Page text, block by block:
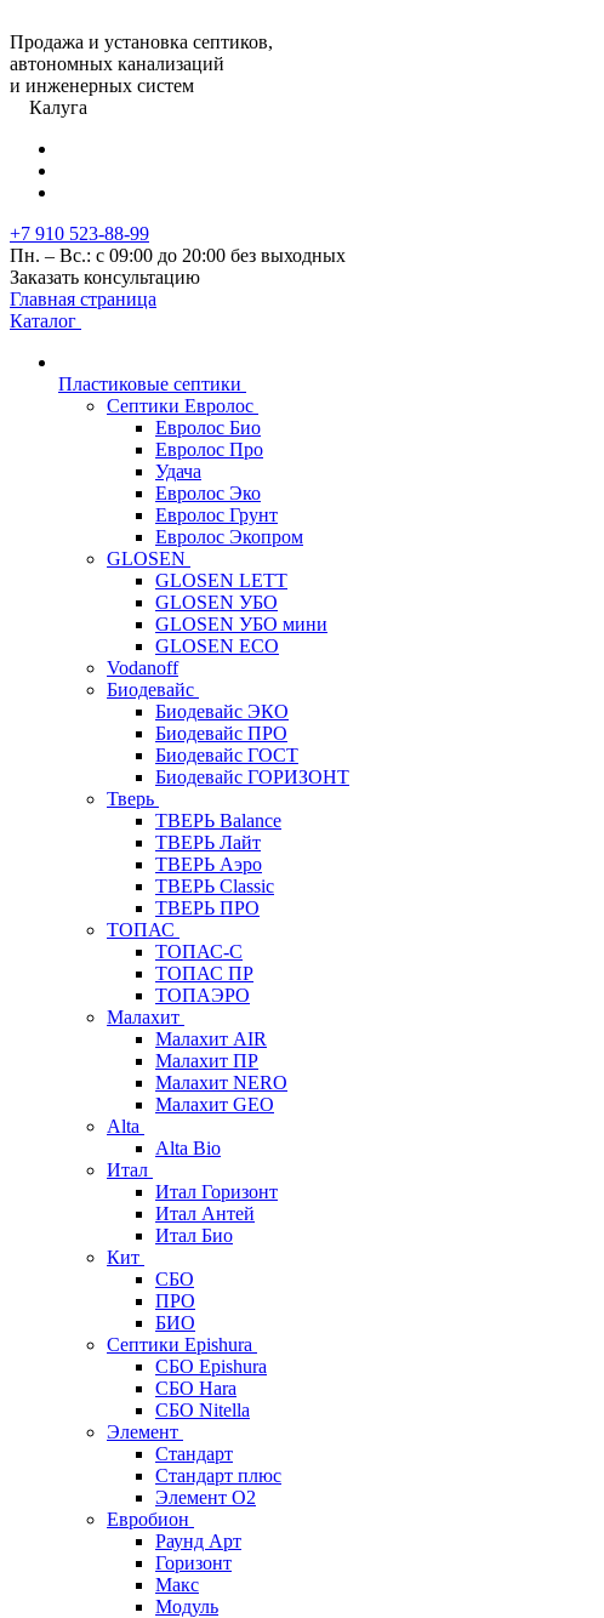
Продажа и установка септиков,
автономных канализаций
и инженерных систем
Калуга
+7 910 523-88-99
Пн. – Вс.: с 09:00 до 20:00 без выходных
Заказать консультацию
Главная страница
Каталог
Пластиковые септики
Септики Евролос
Евролос Био
Евролос Про
Удача
Евролос Эко
Евролос Грунт
Евролос Экопром
GLOSEN
GLOSEN LETT
GLOSEN УБО
GLOSEN УБО мини
GLOSEN ECO
Vodanoff
Биодевайс
Биодевайс ЭКО
Биодевайс ПРО
Биодевайс ГОСТ
Биодевайс ГОРИЗОНТ
Тверь
ТВЕРЬ Balance
ТВЕРЬ Лайт
ТВЕРЬ Аэро
ТВЕРЬ Classic
ТВЕРЬ ПРО
ТОПАС
ТОПАС-С
ТОПАС ПР
ТОПАЭРО
Малахит
Малахит AIR
Малахит ПР
Малахит NERO
Малахит GEO
Alta
Alta Bio
Итал
Итал Горизонт
Итал Антей
Итал Био
Кит
СБО
ПРО
БИО
Септики Epishura
СБО Epishura
СБО Hara
СБО Nitella
Элемент
Стандарт
Стандарт плюс
Элемент О2
Евробион
Раунд Арт
Горизонт
Макс
Модуль